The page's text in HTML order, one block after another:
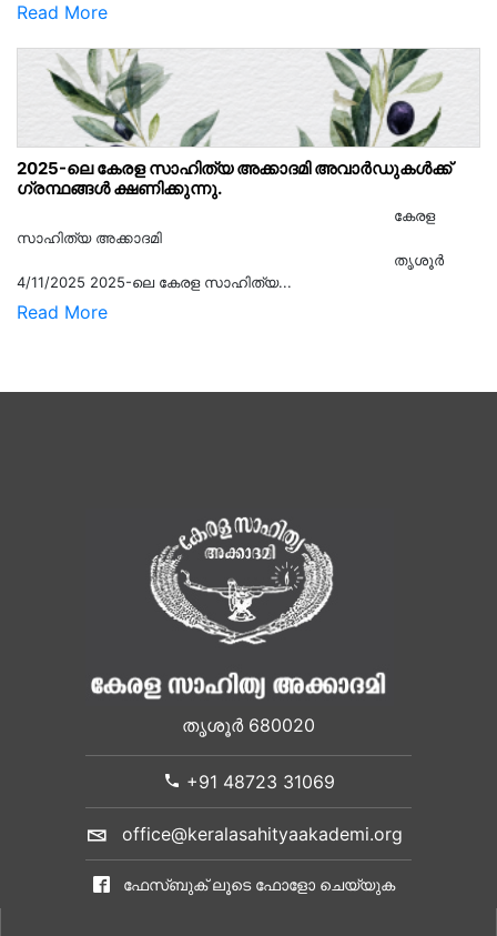
Read More
2025-ലെ കേരള സാഹിത്യ അക്കാദമി അവാർഡുകൾക്ക്
ഗ്രന്ഥങ്ങൾ ക്ഷണിക്കുന്നു.
കേരള
സാഹിത്യ അക്കാദമി
തൃശൂര്‍
4/11/2025 2025-ലെ കേരള സാഹിത്യ...
Read More
തൃശൂർ 680020
+91 48723 31069
office@keralasahityaakademi.org
ഫേസ്ബുക് ലൂടെ ഫോളോ ചെയ്യുക